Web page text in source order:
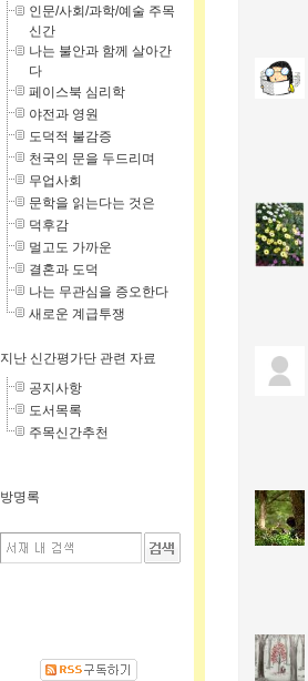
인문/사회/과학/예술 주목
신간
나는 불안과 함께 살아간
다
페이스북 심리학
야전과 영원
도덕적 불감증
천국의 문을 두드리며
무업사회
문학을 읽는다는 것은
덕후감
멀고도 가까운
결혼과 도덕
나는 무관심을 증오한다
새로운 계급투쟁
지난 신간평가단 관련 자료
공지사항
도서목록
주목신간추천
방명록